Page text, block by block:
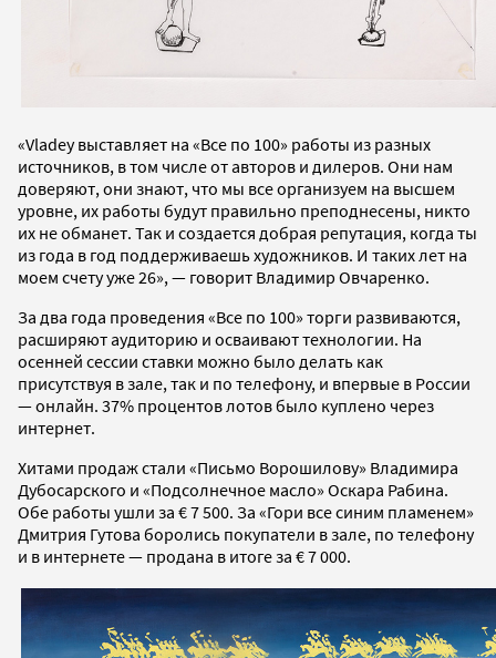
«Vladey выставляет на «Все по 100» работы из разных
источников, в том числе от авторов и дилеров. Они нам
доверяют, они знают, что мы все организуем на высшем
уровне, их работы будут правильно преподнесены, никто
их не обманет. Так и создается добрая репутация, когда ты
из года в год поддерживаешь художников. И таких лет на
моем счету уже 26», — говорит Владимир Овчаренко.
За два года проведения «Все по 100» торги развиваются,
расширяют аудиторию и осваивают технологии. На
осенней сессии ставки можно было делать как
присутствуя в зале, так и по телефону, и впервые в России
— онлайн. 37% процентов лотов было куплено через
интернет.
Хитами продаж стали «Письмо Ворошилову» Владимира
Дубосарского и «Подсолнечное масло» Оскара Рабина.
Обе работы ушли за € 7 500. За «Гори все синим пламенем»
Дмитрия Гутова боролись покупатели в зале, по телефону
и в интернете — продана в итоге за € 7 000.